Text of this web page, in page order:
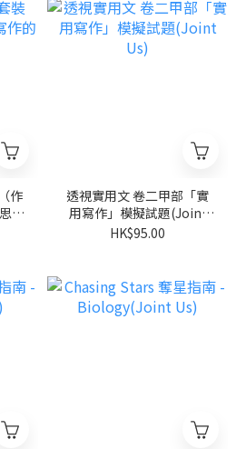
作
路
透視實用文 卷二甲部「實
用寫作」模擬試題(Joint
Us)
HK$95.00